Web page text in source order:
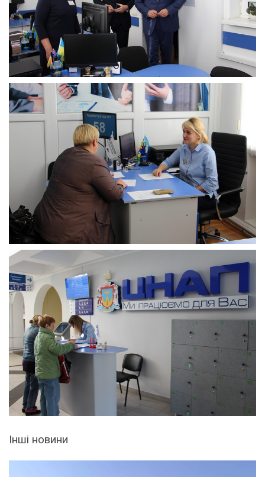
Інші новини